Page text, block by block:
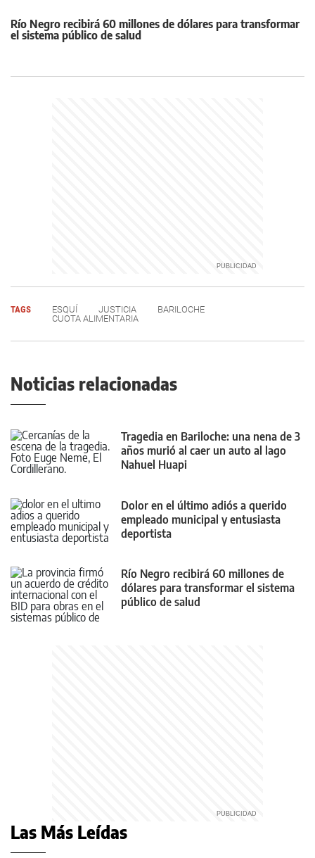
Río Negro recibirá 60 millones de dólares para transformar
el sistema público de salud
TAGS ESQUÍ JUSTICIA
BARILOCHE
CUOTA ALIMENTARIA
Noticias relacionadas
Tragedia en Bariloche: una nena de 3
años murió al caer un auto al lago
Nahuel Huapi
Dolor en el último adiós a querido
empleado municipal y entusiasta
deportista
Río Negro recibirá 60 millones de
dólares para transformar el sistema
público de salud
Las Más Leídas